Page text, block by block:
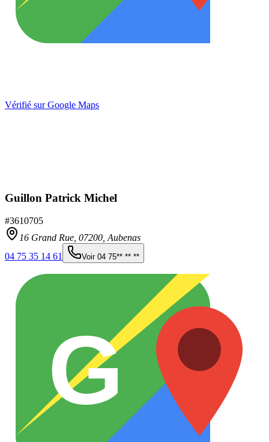
Vérifié sur Google Maps
Guillon Patrick Michel
#3610705
16 Grand Rue, 07200,Aubenas
04 75 35 14 61
Voir 04 75** ** **
G